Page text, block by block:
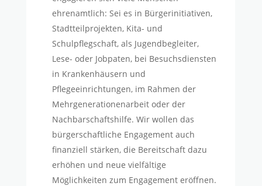
ehrenamtlich: Sei es in Bürgerinitiativen,
Stadtteilprojekten, Kita- und
Schulpflegschaft, als Jugendbegleiter,
Lese- oder Jobpaten, bei Besuchsdiensten
in Krankenhäusern und
Pflegeeinrichtungen, im Rahmen der
Mehrgenerationenarbeit oder der
Nachbarschaftshilfe. Wir wollen das
bürgerschaftliche Engagement auch
finanziell stärken, die Bereitschaft dazu
erhöhen und neue vielfältige
Möglichkeiten zum Engagement eröffnen.